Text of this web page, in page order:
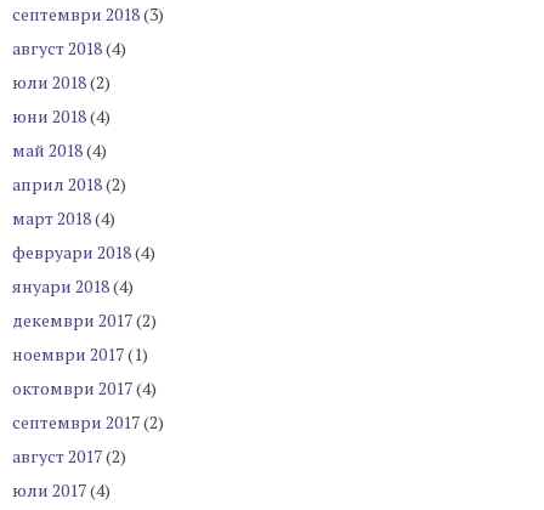
септември 2018(3)
август 2018(4)
юли 2018(2)
юни 2018(4)
май 2018(4)
април 2018(2)
март 2018(4)
февруари 2018(4)
януари 2018(4)
декември 2017(2)
ноември 2017(1)
октомври 2017(4)
септември 2017(2)
август 2017(2)
юли 2017(4)